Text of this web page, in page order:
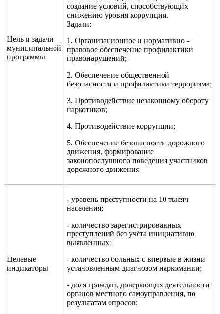
Цель и задачи
муниципальной
программы
создание условий, способствующих
снижению уровня коррупции.
Задачи:
1. Организационное и нормативно -
правовое обеспечение профилактики
правонарушений;
2. Обеспечение общественной
безопасности и профилактики терроризма;
3. Противодействие незаконному обороту
наркотиков;
4. Противодействие коррупции;
5. Обеспечение безопасности дорожного
движения, формирование
законопослушного поведения участников
дорожного движения
Целевые
индикаторы
- уровень преступности на 10 тысяч
населения;
- количество зарегистрированных
преступлений без учёта инициативно
выявленных;
- количество больных с впервые в жизни
установленным диагнозом наркомании;
- доля граждан, доверяющих деятельности
органов местного самоуправления, по
результатам опросов;